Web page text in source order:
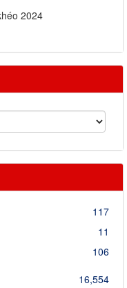
2024
117
11
106
16,554